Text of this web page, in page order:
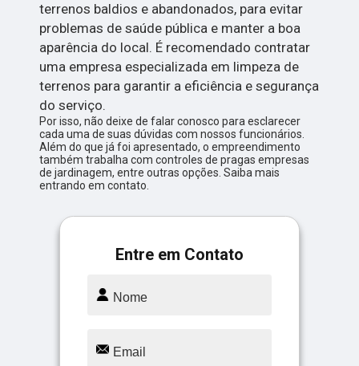
terrenos baldios e abandonados, para evitar
problemas de saúde pública e manter a boa
aparência do local. É recomendado contratar
uma empresa especializada em limpeza de
terrenos para garantir a eficiência e segurança
do serviço.
Por isso, não deixe de falar conosco para esclarecer
cada uma de suas dúvidas com nossos funcionários.
Além do que já foi apresentado, o empreendimento
também trabalha com controles de pragas empresas
de jardinagem, entre outras opções. Saiba mais
entrando em contato.
Entre em Contato